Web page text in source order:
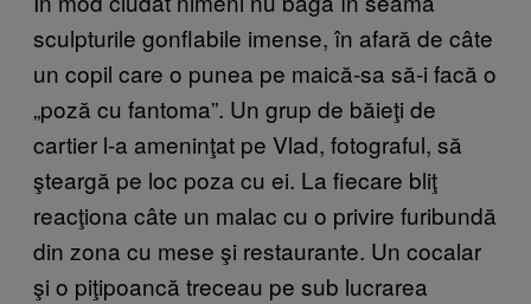
sculpturile gonflabile imense, în afară de câte
un copil care o punea pe maică-sa să-i facă o
„poză cu fantoma”. Un grup de băieţi de
cartier l-a ameninţat pe Vlad, fotograful, să
şteargă pe loc poza cu ei. La fiecare bliţ
reacţiona câte un malac cu o privire furibundă
din zona cu mese şi restaurante. Un cocalar
şi o piţipoancă treceau pe sub lucrarea